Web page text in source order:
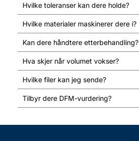
Hvilke toleranser kan dere holde?
Hvilke materialer maskinerer dere i?
Kan dere håndtere etterbehandling?
Hva skjer når volumet vokser?
Hvilke filer kan jeg sende?
Tilbyr dere DFM-vurdering?